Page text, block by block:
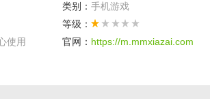
想象力，你可以创建无数种类型的建筑，
造属于自己的理想家园。
想的城堡花园，让玩家在其中尽享畅游与
类别： 手机游戏
等级：
使用 官网： https://m.mmxiazai.com